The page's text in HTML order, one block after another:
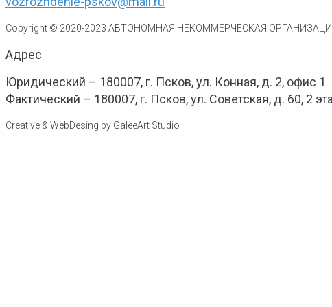
Copyright © 2020-2023 АВТОНОМНАЯ НЕКОММЕРЧЕСКАЯ
Адрес
Юридический – 180007, г. Псков, ул. Конная, д. 2, офис 1
Фактический – 180007, г. Псков, ул. Советская, д. 60, 2
Creative & WebDesing by GaleeArt Studio